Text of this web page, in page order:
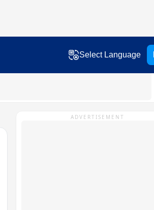
Select Language
ADVERTISEMENT